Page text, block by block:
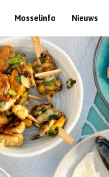
Mosselinfo Nieuws